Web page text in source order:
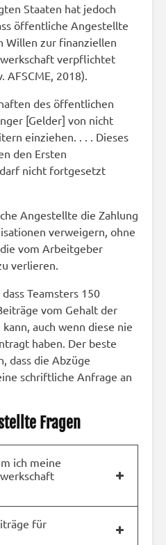
Staaten hat jedoch
öffentliche Angestellte
Willen zur finanziellen
verpflichtet
AFSCME, 2018).
des öffentlichen
[Gelder] von nicht
einziehen. . . . Dieses
den Ersten
nicht fortgesetzt
Angestellte die Zahlung
verweigern, ohne
vom Arbeitgeber
verlieren.
Teamsters 150
vom Gehalt der
auch wenn diese nie
haben. Der beste
dass die Abzüge
schriftliche Anfrage an
Fragen
ich meine
für